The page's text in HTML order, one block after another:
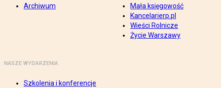
Archiwum
Mała księgowość
Kancelarierp.pl
Wieści Rolnicze
Życie Warszawy
NASZE WYDARZENIA
Szkolenia i konferencje